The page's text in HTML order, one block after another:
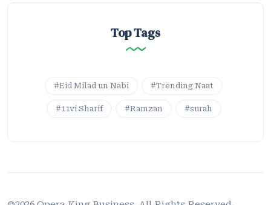
Top Tags
#Eid Milad un Nabi #Trending Naat
#11vi Sharif #Ramzan #surah